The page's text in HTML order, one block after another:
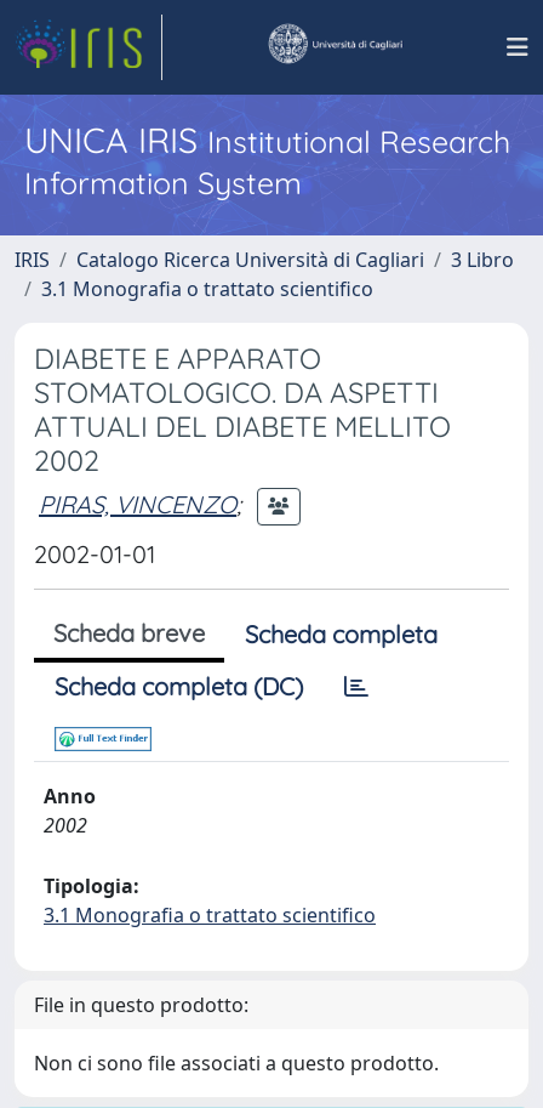
UNICA IRISInstitutional Research
Information System
IRIS Catalogo Ricerca Università di Cagliari
3 Libro
3.1 Monografia o trattato scientifico
DIABETE E APPARATO
STOMATOLOGICO. DA ASPETTI
ATTUALI DEL DIABETE MELLITO
2002
PIRAS, VINCENZO;
2002-01-01
Scheda breve
Scheda completa
Scheda completa (DC)
Anno
2002
Tipologia:
3.1 Monografia o trattato scientifico
File in questo prodotto:
Non ci sono file associati a questo prodotto.